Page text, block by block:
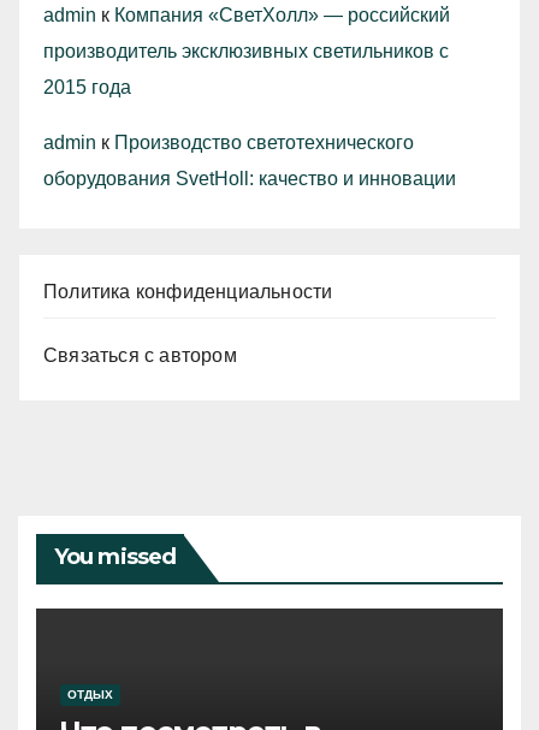
admin к Компания «СветХолл» — российский
производитель эксклюзивных светильников с
2015 года
admin к Производство светотехнического
оборудования SvetHoll: качество и инновации
Политика конфиденциальности
Связаться с автором
You missed
ОТДЫХ